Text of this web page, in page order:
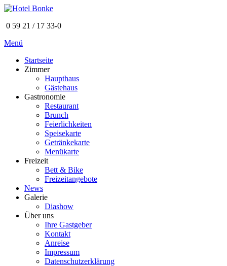
0 59 21 / 17 33-0
Menü
Startseite
Zimmer
Haupthaus
Gästehaus
Gastronomie
Restaurant
Brunch
Feierlichkeiten
Speisekarte
Getränkekarte
Menükarte
Freizeit
Bett & Bike
Freizeitangebote
News
Galerie
Diashow
Über uns
Ihre Gastgeber
Kontakt
Anreise
Impressum
Datenschutzerklärung